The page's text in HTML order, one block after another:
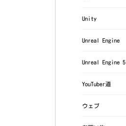
Unity
Unreal Engine
Unreal Engine 5
YouTuber道
ウェブ